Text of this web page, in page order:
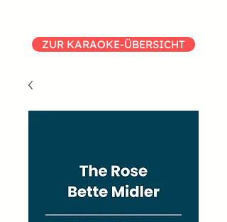
ZUR KARAOKE-ÜBERSICHT